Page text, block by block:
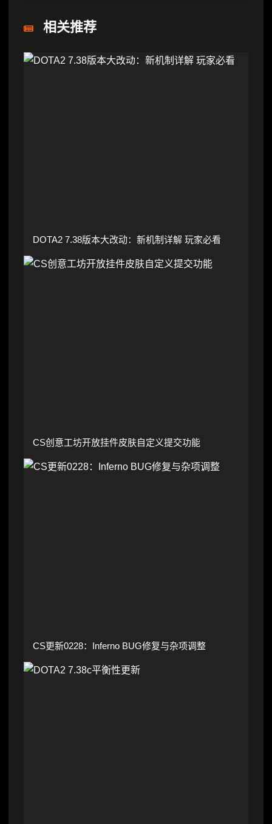
相关推荐
DOTA2 7.38版本大改动：新机制详解 玩家必看
CS创意工坊开放挂件皮肤自定义提交功能
CS更新0228：Inferno BUG修复与杂项调整